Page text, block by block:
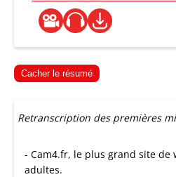
Cacher le résumé
Retranscription des premières
- Cam4.fr, le plus grand site de
adultes.